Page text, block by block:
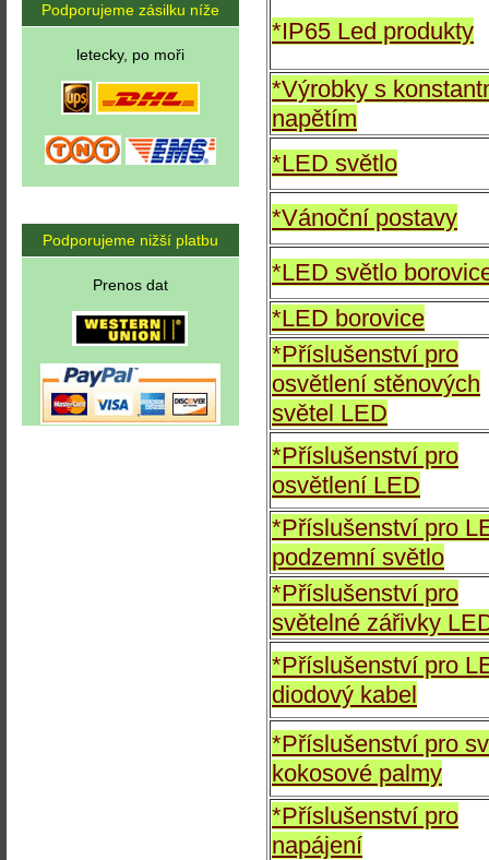
*IP65 Led produkty
*Výrobky s
napětím
*LED světlo
*Vánoční postavy
*LED světlo
*LED borovice
*Příslušenství pro
osvětlení stěnových
světel LED
*Příslušenství pro
osvětlení LED
*Příslušenství pro
podzemní světlo
*Příslušenství pro
světelné zářivky
*Příslušenství pro
diodový kabel
*Příslušenství pro
kokosové palmy
*Příslušenství pro
napájení
Podporujeme zásilku níže
letecky, po moři
Podporujeme nižší platbu
Prenos dat